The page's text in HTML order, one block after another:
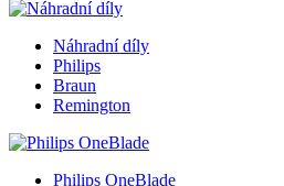
Náhradní díly
Philips
Braun
Remington
Philips OneBlade